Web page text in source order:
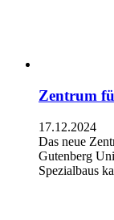
Zentrum
17.12.2024
Das neue
Gutenberg
Spezialbaus